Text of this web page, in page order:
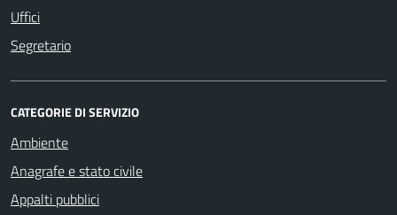
Uffici
Segretario
CATEGORIE DI SERVIZIO
Ambiente
Anagrafe e stato civile
Appalti pubblici